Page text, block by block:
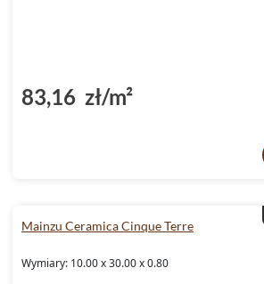
83,16 zł/m²
Mainzu Ceramica Cinque Terre
Wymiary: 10.00 x 30.00 x 0.80